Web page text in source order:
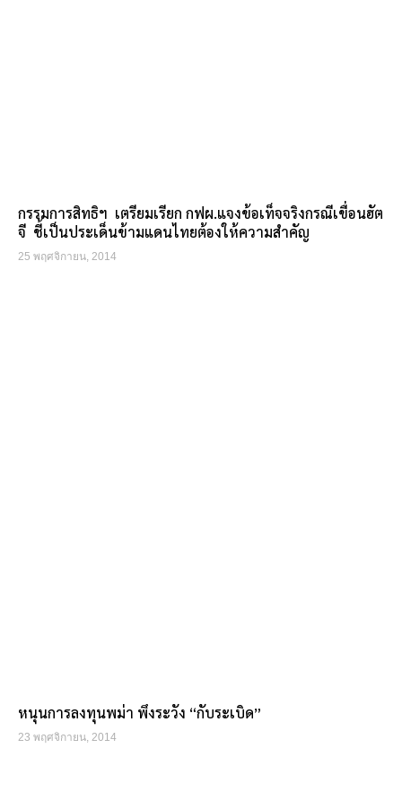
กรรมการสิทธิฯ เตรียมเรียก กฟผ.แจงข้อเท็จจริงกรณีเขื่อนฮัต
จี ชี้เป็นประเด็นข้ามแดนไทยต้องให้ความสำคัญ
25 พฤศจิกายน, 2014
หนุนการลงทุนพม่า พึงระวัง “กับระเบิด”
23 พฤศจิกายน, 2014